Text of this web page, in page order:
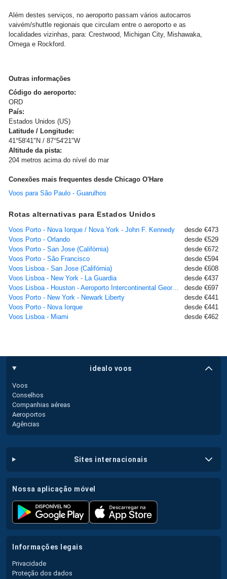
Além destes serviços, no aeroporto passam vários autocarros
vaivém/shuttle regionais que circulam entre o aeroporto e as
localidades vizinhas, para: Crestwood, Michigan City, Mishawaka,
Omega e Rockford.
Outras informações
Código do aeroporto:
ORD
País:
Estados Unidos (US)
Latitude / Longitude:
41°58'41"N / 87°54'21"W
Altitude da pista:
204 metros acima do nível do mar
Conexões mais frequentes desde Chicago O'Hare
Voos para São Paulo - Guarulhos
Rotas alternativas para Estados Unidos
Voos Porto - Nova Iorque / Nova York - John F. Kennedy
desde €473
Voos Porto - Orlando
desde €529
Voos Porto - San Jose (Califórnia)
desde €672
Voos Porto - São Francisco
desde €594
Voos Lisboa - San Jose (Califórnia)
desde €608
Voos Lisboa - New York - La Guardia
desde €437
Voos Lisboa - Houston - Aeroporto Intercontinental George Bush, TX
desde €697
Voos Porto - New York - Newark Liberty
desde €441
Voos Porto - Nova Iorque
desde €441
Voos Lisboa - Miami
desde €462
idealo voos
Voos
Conselhos
Companhias aéreas
Aeroportos
Agências
sites internacionais
nossa aplicação móvel
informações legais
Privacidade
Proteção dos dados